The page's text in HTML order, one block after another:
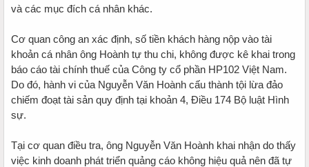
và các mục đích cá nhân khác.
Cơ quan công an xác định, số tiền khách hàng nộp vào tài
khoản cá nhân ông Hoành tự thu chi, không được kê khai trong
báo cáo tài chính thuế của Công ty cổ phần HP102 Việt Nam.
Do đó, hành vi của Nguyễn Văn Hoành cấu thành tội lừa đảo
chiếm đoạt tài sản quy định tại khoản 4, Điều 174 Bộ luật Hình
sự.
Tại cơ quan điều tra, ông Nguyễn Văn Hoành khai nhận do thấy
việc kinh doanh phát triển quảng cáo không hiệu quả nên đã tự